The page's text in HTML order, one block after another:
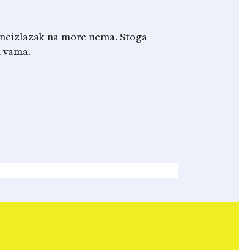
na more nema. Stoga